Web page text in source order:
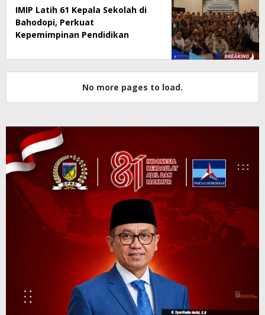
IMIP Latih 61 Kepala Sekolah di
Bahodopi, Perkuat
Kepemimpinan Pendidikan
No more pages to load.